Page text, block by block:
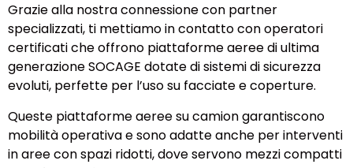
Grazie alla nostra connessione con partner
specializzati, ti mettiamo in contatto con operatori
certificati che offrono piattaforme aeree di ultima
generazione SOCAGE dotate di sistemi di sicurezza
evoluti, perfette per l’uso su facciate e coperture.
Queste piattaforme aeree su camion garantiscono
mobilità operativa e sono adatte anche per interventi
in aree con spazi ridotti, dove servono mezzi compatti